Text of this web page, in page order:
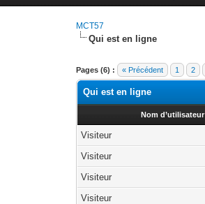
MCT57
Qui est en ligne
Pages (6) : « Précédent 1 2
Qui est en ligne
Nom d’utilisateur
Visiteur
Visiteur
Visiteur
Visiteur